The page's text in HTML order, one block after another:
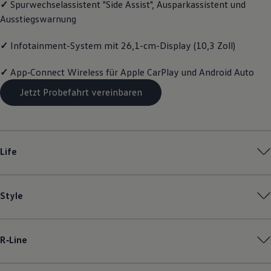
Volkswagen Apps, Login und Shop
Handy und Fahrzeug verbinden
Über Ihr Auto
Vorgängermodelle
Volkswagen Kundenbetreuung
Warn- und Kontrollleuchten
Assistenzsysteme
Digitale Betriebsanleitung
✓ Spurwechselassistent "Side Assist", Ausparkassistent und
Ausstiegswarnung
✓ Infotainment-System mit 26,1-cm-Display (10,3 Zoll)
✓ App‑Connect Wireless für Apple CarPlay und Android Auto
Jetzt Probefahrt vereinbaren
Life
Style
R‑Line